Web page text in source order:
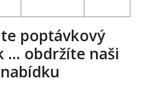
poptávkový
… obdržíte naši
nabídku